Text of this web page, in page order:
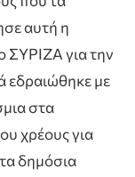
αυτή η
ΣΥΡΙΖΑ για την
εδραιώθηκε με
στα
χρέους για
δημόσια